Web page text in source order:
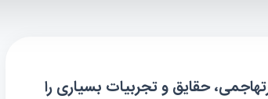
حقایق و تجربیات بسیاری را